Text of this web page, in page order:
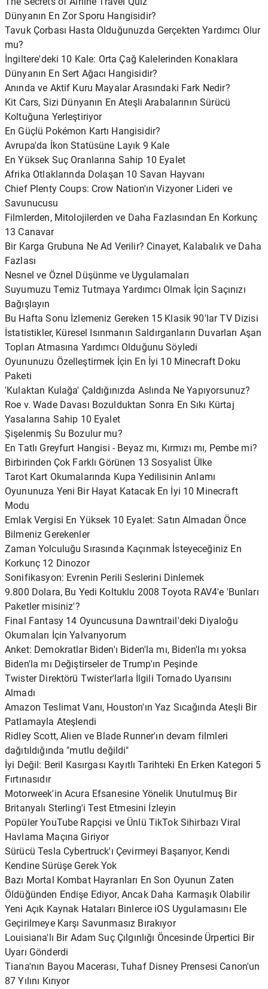
Dünyanın En Zor Sporu Hangisidir?
Tavuk Çorbası Hasta Olduğunuzda Gerçekten Yardımcı Olur
mu?
İngiltere'deki 10 Kale: Orta Çağ Kalelerinden Konaklara
Dünyanın En Sert Ağacı Hangisidir?
Anında ve Aktif Kuru Mayalar Arasındaki Fark Nedir?
Kit Cars, Sizi Dünyanın En Ateşli Arabalarının Sürücü
Koltuğuna Yerleştiriyor
En Güçlü Pokémon Kartı Hangisidir?
Avrupa'da İkon Statüsüne Layık 9 Kale
En Yüksek Suç Oranlarına Sahip 10 Eyalet
Afrika Otlaklarında Dolaşan 10 Savan Hayvanı
Chief Plenty Coups: Crow Nation'ın Vizyoner Lideri ve
Savunucusu
Filmlerden, Mitolojilerden ve Daha Fazlasından En Korkunç
13 Canavar
Bir Karga Grubuna Ne Ad Verilir? Cinayet, Kalabalık ve Daha
Fazlası
Nesnel ve Öznel Düşünme ve Uygulamaları
Suyumuzu Temiz Tutmaya Yardımcı Olmak İçin Saçınızı
Bağışlayın
Bu Hafta Sonu İzlemeniz Gereken 15 Klasik 90'lar TV Dizisi
İstatistikler, Küresel Isınmanın Saldırganların Duvarları Aşan
Topları Atmasına Yardımcı Olduğunu Söyledi
Oyununuzu Özelleştirmek İçin En İyi 10 Minecraft Doku
Paketi
'Kulaktan Kulağa' Çaldığınızda Aslında Ne Yapıyorsunuz?
Roe v. Wade Davası Bozulduktan Sonra En Sıkı Kürtaj
Yasalarına Sahip 10 Eyalet
Şişelenmiş Su Bozulur mu?
En Tatlı Greyfurt Hangisi - Beyaz mı, Kırmızı mı, Pembe mi?
Birbirinden Çok Farklı Görünen 13 Sosyalist Ülke
Tarot Kart Okumalarında Kupa Yedilisinin Anlamı
Oyununuza Yeni Bir Hayat Katacak En İyi 10 Minecraft
Modu
Emlak Vergisi En Yüksek 10 Eyalet: Satın Almadan Önce
Bilmeniz Gerekenler
Zaman Yolculuğu Sırasında Kaçınmak İsteyeceğiniz En
Korkunç 12 Dinozor
Sonifikasyon: Evrenin Perili Seslerini Dinlemek
9.800 Dolara, Bu Yedi Koltuklu 2008 Toyota RAV4'e 'Bunları
Paketler misiniz'?
Final Fantasy 14 Oyuncusuna Dawntrail'deki Diyaloğu
Okumaları İçin Yalvarıyorum
Anket: Demokratlar Biden'ı Biden'la mı, Biden'la mı yoksa
Biden'la mı Değiştirseler de Trump'ın Peşinde
Twister Direktörü Twister'larla İlgili Tornado Uyarısını
Almadı
Amazon Teslimat Vanı, Houston'ın Yaz Sıcağında Ateşli Bir
Patlamayla Ateşlendi
Ridley Scott, Alien ve Blade Runner'ın devam filmleri
dağıtıldığında "mutlu değildi"
İyi Değil: Beril Kasırgası Kayıtlı Tarihteki En Erken Kategori 5
Fırtınasıdır
Motorweek'in Acura Efsanesine Yönelik Unutulmuş Bir
Britanyalı Sterling'i Test Etmesini İzleyin
Popüler YouTube Rapçisi ve Ünlü TikTok Sihirbazı Viral
Havlama Maçına Giriyor
Sürücü Tesla Cybertruck'ı Çevirmeyi Başarıyor, Kendi
Kendine Sürüşe Gerek Yok
Bazı Mortal Kombat Hayranları En Son Oyunun Zaten
Öldüğünden Endişe Ediyor, Ancak Daha Karmaşık Olabilir
Yeni Açık Kaynak Hataları Binlerce iOS Uygulamasını Ele
Geçirilmeye Karşı Savunmasız Bırakıyor
Louisiana'lı Bir Adam Suç Çılgınlığı Öncesinde Ürpertici Bir
Uyarı Gönderdi
Tiana'nın Bayou Macerası, Tuhaf Disney Prensesi Canon'un
87 Yılını Kırıyor